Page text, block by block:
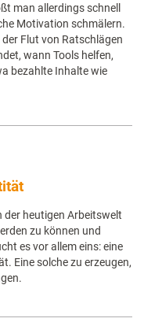
man allerdings schnell
Motivation schmälern.
Flut von Ratschlägen
wann Tools helfen,
bezahlte Inhalte wie
der heutigen Arbeitswelt
zu können und
es vor allem eins: eine
Eine solche zu erzeugen,